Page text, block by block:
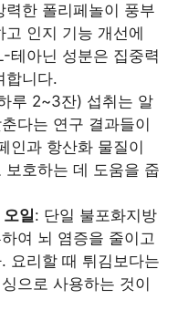
력한 폴리페놀이 풍부
인지 기능 개선에
테아닌 성분은 집중력
합니다.
루 2~3잔) 섭취는 알
다는 연구 결과들이
인과 항산화 물질이
호하는 데 도움을 줍
일: 단일 불포화지방
여 뇌 염증을 줄이고
요리할 때 튀김보다는
으로 사용하는 것이